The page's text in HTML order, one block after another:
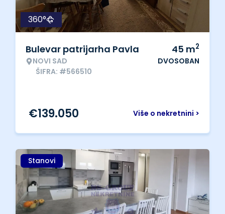
360°
Bulevar patrijarha Pavla
NOVI SAD
ŠIFRA: #566510
45 m2
DVOSOBAN
Više o nekretnini >
€139.050
Stanovi